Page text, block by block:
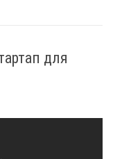
для